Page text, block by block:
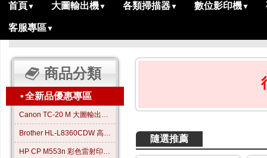
首頁▼ 大圖輸出機▼ 各類掃描器▼ 數位影印機▼
客服專區▼
主目錄
商品分類
▪全新品優惠專區
Canon TC-20 M 大圖輸出繪圖機
Brother HL-L8360CDW 高效彩色雷射印表機
HP CP M553n 彩色雷射印表機
隨選推薦